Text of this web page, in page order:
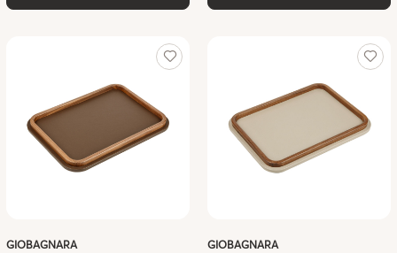
GIOBAGNARA
GIOBAGNARA